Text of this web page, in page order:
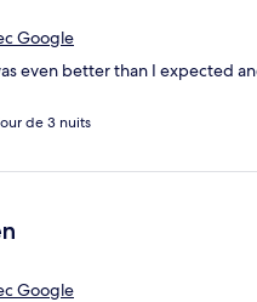
Google
even better than I expected
de 3 nuits
Google